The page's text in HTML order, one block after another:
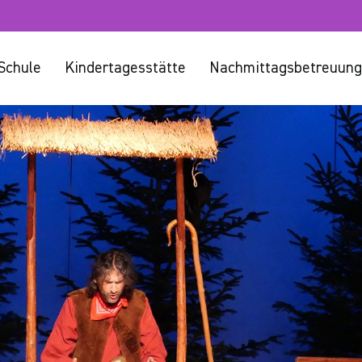
Kindertagesstätte Nachmittagsbetreuung